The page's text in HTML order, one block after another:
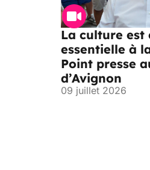
La culture est
essentielle à
Point presse
d’Avignon
09 juillet 2026